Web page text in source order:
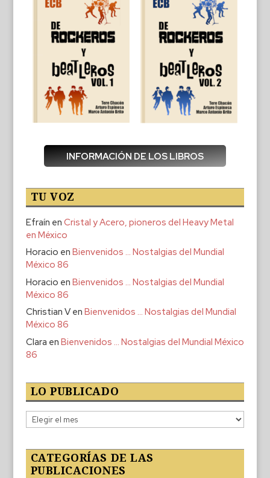
INFORMACIÓN DE LOS LIBROS
TU VOZ
Efraín en Cristal y Acero, pioneros del Heavy Metal
en México
Horacio en Bienvenidos … Nostalgias del Mundial
México 86
Horacio en Bienvenidos … Nostalgias del Mundial
México 86
Christian Ven Bienvenidos … Nostalgias del Mundial
México 86
Clara en Bienvenidos … Nostalgias del Mundial México
86
LO PUBLICADO
Lo
publicado
CATEGORÍAS DE LAS
PUBLICACIONES